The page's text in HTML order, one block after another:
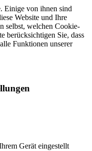
Einige von ihnen sind
Website und Ihre
selbst, welchen Cookie-
berücksichtigen Sie, dass
Funktionen unserer
Gerät eingestellt